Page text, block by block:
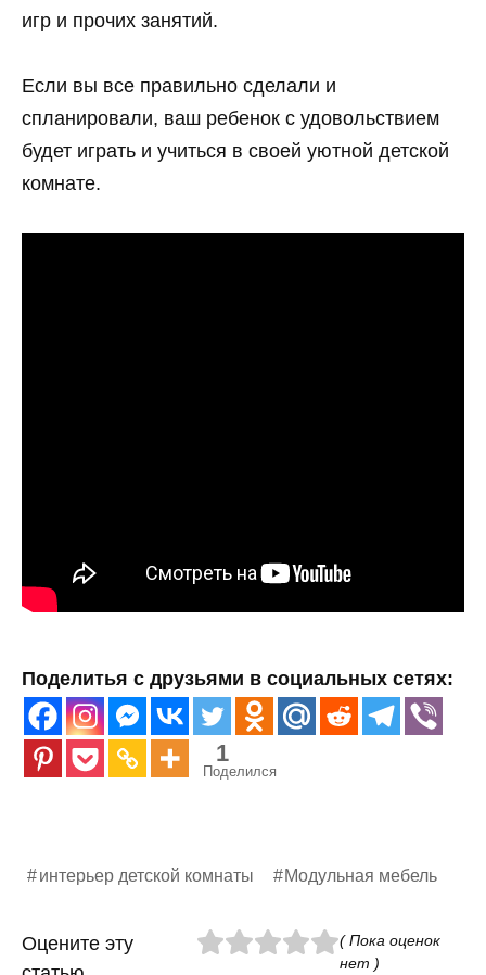
игр и прочих занятий.
Если вы все правильно сделали и
спланировали, ваш ребенок с удовольствием
будет играть и учиться в своей уютной детской
комнате.
Поделитья с друзьями в социальных сетях:
1
Поделился
интерьер детской комнаты Модульная мебель
Оцените эту
( Пока оценок
нет )